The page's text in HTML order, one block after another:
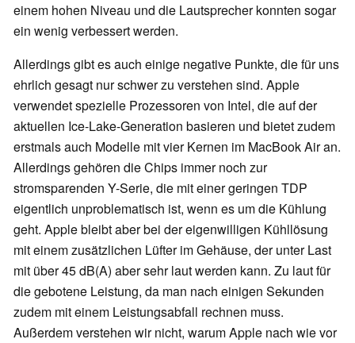
einem hohen Niveau und die Lautsprecher konnten sogar
ein wenig verbessert werden.
Allerdings gibt es auch einige negative Punkte, die für uns
ehrlich gesagt nur schwer zu verstehen sind. Apple
verwendet spezielle Prozessoren von Intel, die auf der
aktuellen Ice-Lake-Generation basieren und bietet zudem
erstmals auch Modelle mit vier Kernen im MacBook Air an.
Allerdings gehören die Chips immer noch zur
stromsparenden Y-Serie, die mit einer geringen TDP
eigentlich unproblematisch ist, wenn es um die Kühlung
geht. Apple bleibt aber bei der eigenwilligen Kühllösung
mit einem zusätzlichen Lüfter im Gehäuse, der unter Last
mit über 45 dB(A) aber sehr laut werden kann. Zu laut für
die gebotene Leistung, da man nach einigen Sekunden
zudem mit einem Leistungsabfall rechnen muss.
Außerdem verstehen wir nicht, warum Apple nach wie vor